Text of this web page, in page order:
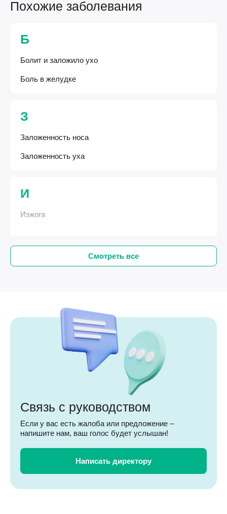
Похожие заболевания
Б
Болит и заложило ухо
Боль в желудке
З
Заложенность носа
Заложенность уха
И
Изжога
Смотреть все
Связь с руководством
Если у вас есть жалоба или предложение –
напишите нам, ваш голос будет услышан!
Написать директору